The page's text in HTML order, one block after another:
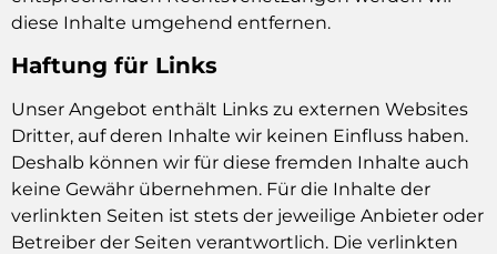
diese Inhalte umgehend entfernen.
Haftung für Links
Unser Angebot enthält Links zu externen Websites
Dritter, auf deren Inhalte wir keinen Einfluss haben.
Deshalb können wir für diese fremden Inhalte auch
keine Gewähr übernehmen. Für die Inhalte der
verlinkten Seiten ist stets der jeweilige Anbieter oder
Betreiber der Seiten verantwortlich. Die verlinkten